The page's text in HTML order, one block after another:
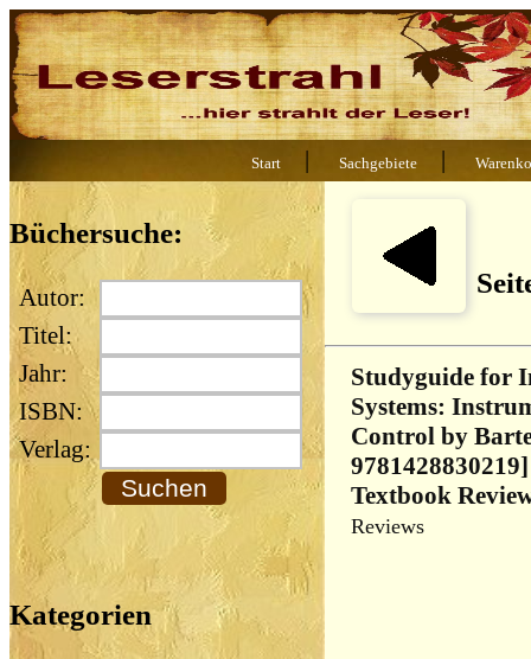
Start | Sachgebiete |
Büchersuche:
Autor:
Titel:
Jahr:
ISBN:
Verlag:
Kategorien
Studyguide for
Systems:
Control by
Textbook
Reviews